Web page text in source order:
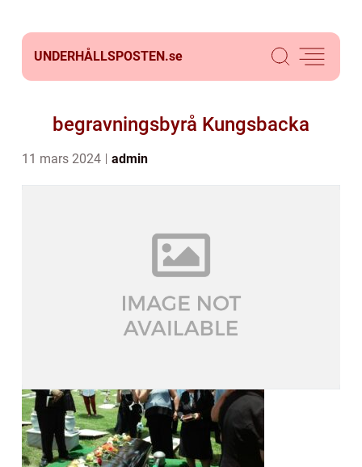
UNDERHÅLLSPOSTEN.se
begravningsbyrå Kungsbacka
11 mars 2024 admin